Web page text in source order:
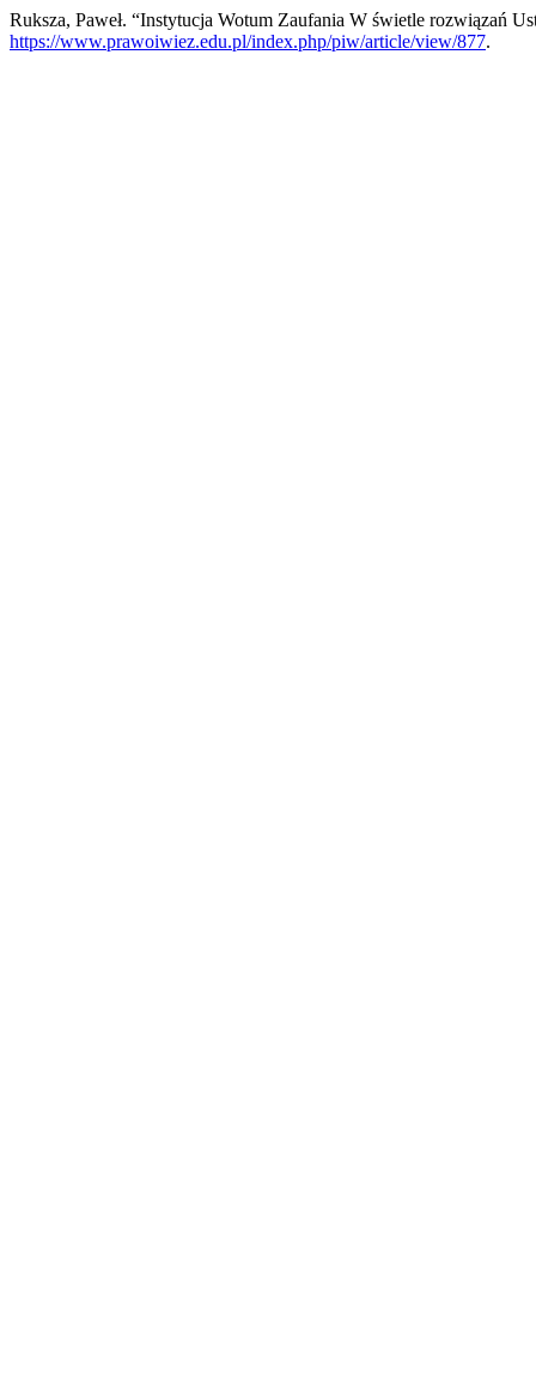
Ruksza, Paweł. “Instytucja Wotum Zaufania W świetle rozwiązań
https://www.prawoiwiez.edu.pl/index.php/piw/article/view/877.